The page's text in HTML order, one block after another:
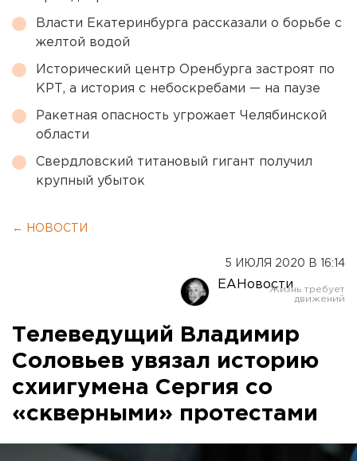
Власти Екатеринбурга рассказали о борьбе с
желтой водой
Исторический центр Оренбурга застроят по
КРТ, а история с небоскребами — на паузе
Ракетная опасность угрожает Челябинской
области
Свердловский титановый гигант получил
крупный убыток
← НОВОСТИ
5 ИЮЛЯ 2020 В 16:14
ЕАНовости
Телеведущий Владимир
Соловьев увязал историю
схиигумена Сергия со
«скверными» протестами